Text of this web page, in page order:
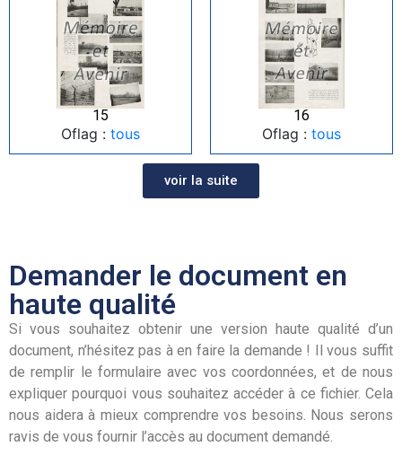
15
Oflag : tous
16
Oflag : tous
voir la suite
Demander le document en
haute qualité
Si vous souhaitez obtenir une version haute qualité d’un
document, n’hésitez pas à en faire la demande ! Il vous suffit
de remplir le formulaire avec vos coordonnées, et de nous
expliquer pourquoi vous souhaitez accéder à ce fichier. Cela
nous aidera à mieux comprendre vos besoins. Nous serons
ravis de vous fournir l’accès au document demandé.